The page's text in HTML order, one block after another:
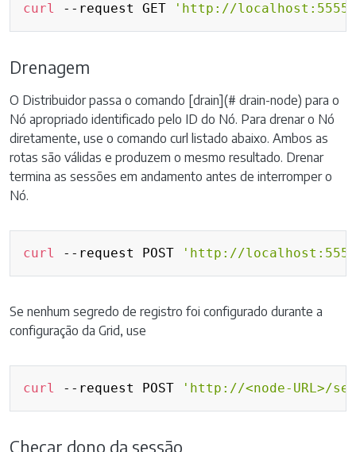
curl --request GET 'http://
Drenagem
O Distribuidor passa o comando [drain](# drain-node) para o
Nó apropriado identificado pelo ID do Nó. Para drenar o Nó
diretamente, use o comando curl listado abaixo. Ambos as
rotas são válidas e produzem o mesmo resultado. Drenar
termina as sessões em andamento antes de interromper o
Nó.
curl --request POST 'http://
Se nenhum segredo de registro foi configurado durante a
configuração da Grid, use
curl --request POST 'http://<node-URL>/
Checar dono da sessão